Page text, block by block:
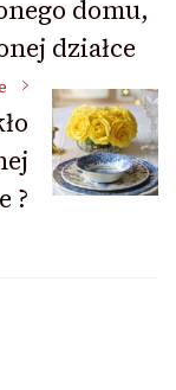
domu,
działce
?